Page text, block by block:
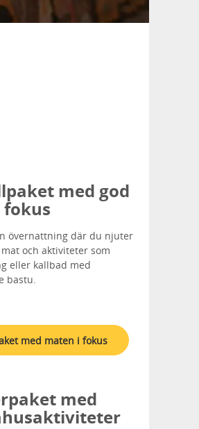
med god
övernattning där du njuter
och aktiviteter som
eller kallbad med
bastu.
med maten i fokus
med